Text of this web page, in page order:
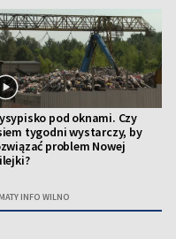
pod oknami. Czy
tygodni wystarczy, by
problem Nowej
INFO WILNO